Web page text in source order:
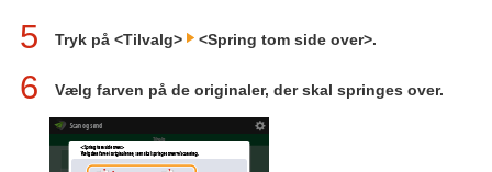
5 Tryk på <Tilvalg> <Spring tom side over>.
6 Vælg farven på de originaler, der skal springes over.